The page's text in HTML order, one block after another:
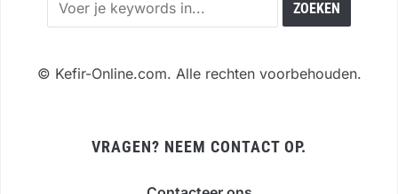
© Kefir-Online.com. Alle rechten voorbehouden.
VRAGEN? NEEM CONTACT OP.